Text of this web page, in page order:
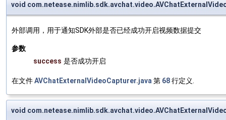
void
外部调用，用于通知SDK外部是否已经成功开启视频数据提交
参数
success 是否成功开启
在文件AVChatExternalVideoCapturer.java第 68行定义.
void